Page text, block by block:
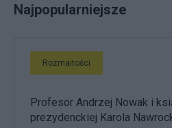
Najpopularniejsze
Rozmaitości
Profesor Andrzej Nowak i
prezydenckiej Karola